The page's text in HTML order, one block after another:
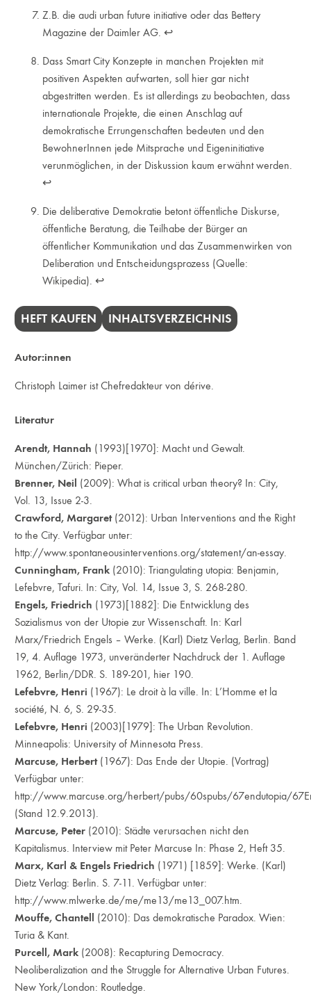
Z.B. die audi urban future initiative oder das Bettery
Magazine der Daimler AG. ↩︎
Dass Smart City Konzepte in manchen Projekten mit
positiven Aspekten aufwarten, soll hier gar nicht
abgestritten werden. Es ist allerdings zu beobachten, dass
internationale Projekte, die einen Anschlag auf
demokratische Errungenschaften bedeuten und den
BewohnerInnen jede Mitsprache und Eigeninitiative
verunmöglichen, in der Diskussion kaum erwähnt werden.
↩︎
Die deliberative Demokratie betont öffentliche Diskurse,
öffentliche Beratung, die Teilhabe der Bürger an
öffentlicher Kommunikation und das Zusammenwirken von
Deliberation und Entscheidungsprozess (Quelle:
Wikipedia). ↩︎
HEFT KAUFEN INHALTSVERZEICHNIS
Autor:innen
Christoph Laimer ist Chefredakteur von dérive.
Literatur
Arendt, Hannah (1993)[1970]: Macht und Gewalt.
München/Zürich: Pieper.
Brenner, Neil (2009): What is critical urban theory? In: City,
Vol. 13, Issue 2-3.
Crawford, Margaret(2012): Urban Interventions and the Right
to the City. Verfügbar unter:
http://www.spontaneousinterventions.org/statement/an-essay.
Cunningham, Frank (2010): Triangulating utopia: Benjamin,
Lefebvre, Tafuri. In: City, Vol. 14, Issue 3, S. 268-280.
Engels, Friedrich (1973)[1882]: Die Entwicklung des
Sozialismus von der Utopie zur Wissenschaft. In: Karl
Marx/Friedrich Engels – Werke. (Karl) Dietz Verlag, Berlin. Band
19, 4. Auflage 1973, unveränderter Nachdruck der 1. Auflage
1962, Berlin/DDR. S. 189-201, hier 190.
Lefebvre, Henri (1967): Le droit à la ville. In: L’Homme et la
société, N. 6, S. 29-35.
Lefebvre, Henri (2003)[1979]: The Urban Revolution.
Minneapolis: University of Minnesota Press.
Marcuse, Herbert(1967): Das Ende der Utopie. (Vortrag)
Verfügbar unter:
http://www.marcuse.org/herbert/pubs/60spubs/67endutopia/
(Stand 12.9.2013).
Marcuse, Peter (2010): Städte verursachen nicht den
Kapitalismus. Interview mit Peter Marcuse In: Phase 2, Heft 35.
Marx, Karl & Engels Friedrich (1971) [1859]: Werke. (Karl)
Dietz Verlag: Berlin. S. 7-11. Verfügbar unter:
http://www.mlwerke.de/me/me13/me13_007.htm.
Mouffe, Chantell
(2010): Das demokratische Paradox. Wien:
Turia & Kant.
Purcell, Mark (2008): Recapturing Democracy.
Neoliberalization and the Struggle for Alternative Urban Futures.
New York/London: Routledge.